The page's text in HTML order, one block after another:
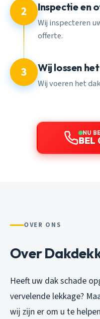
2 Inspectie en
Wij inspecteren
offerte.
3 Wij lossen
Wij voeren het
NU
BEL
OVER ONS
Over
Heeft uw dak schade
vervelende lekkage?
wij zijn er om u te